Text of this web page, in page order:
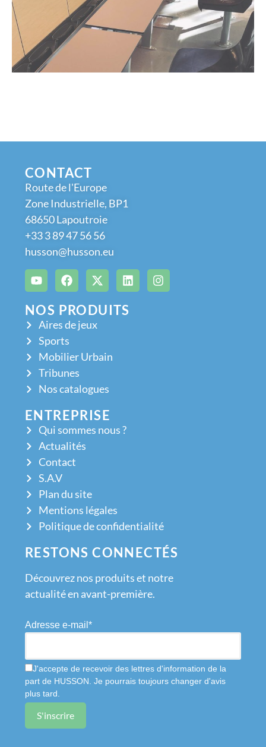
CONTACT
Route de l'Europe
Zone Industrielle, BP1
68650 Lapoutroie
+33 3 89 47 56 56
husson@husson.eu
NOS PRODUITS
Aires de jeux
Sports
Mobilier Urbain
Tribunes
Nos catalogues
ENTREPRISE
Qui sommes nous ?
Actualités
Contact
S.A.V
Plan du site
Mentions légales
Politique de confidentialité
RESTONS CONNECTÉS
Découvrez nos produits et notre
actualité en avant-première.
Adresse e-mail*
J'accepte de recevoir des lettres d'information de la
part de HUSSON. Je pourrais toujours changer d'avis
plus tard.